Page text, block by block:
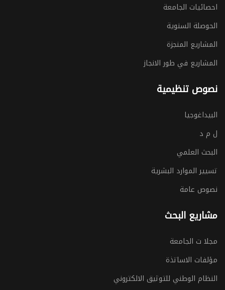
احصائيات الجامعة
الحوصلة السنوية
المشاريع المنجزة
المشاريع في طور الانجاز
نصوص تنظيمية
البيداغوجيا
ل م د
البحث العلمي
تسيير الموارد البشرية
نصوص عامة
مشاريع البحث
مجلا ت الجامعة
مؤلفات الاساتذة
النظام الوطني للتوثيق الالكتروني